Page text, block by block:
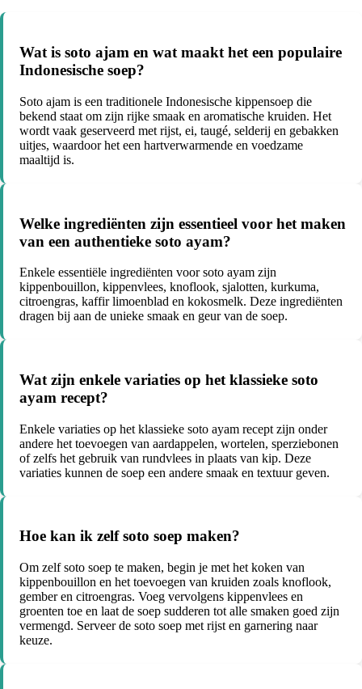
Wat is soto ajam en wat maakt het een populaire
Indonesische soep?
Soto ajam is een traditionele Indonesische kippensoep die
bekend staat om zijn rijke smaak en aromatische kruiden. Het
wordt vaak geserveerd met rijst, ei, taugé, selderij en gebakken
uitjes, waardoor het een hartverwarmende en voedzame
maaltijd is.
Welke ingrediënten zijn essentieel voor het maken
van een authentieke soto ayam?
Enkele essentiële ingrediënten voor soto ayam zijn
kippenbouillon, kippenvlees, knoflook, sjalotten, kurkuma,
citroengras, kaffir limoenblad en kokosmelk. Deze ingrediënten
dragen bij aan de unieke smaak en geur van de soep.
Wat zijn enkele variaties op het klassieke soto
ayam recept?
Enkele variaties op het klassieke soto ayam recept zijn onder
andere het toevoegen van aardappelen, wortelen, sperziebonen
of zelfs het gebruik van rundvlees in plaats van kip. Deze
variaties kunnen de soep een andere smaak en textuur geven.
Hoe kan ik zelf soto soep maken?
Om zelf soto soep te maken, begin je met het koken van
kippenbouillon en het toevoegen van kruiden zoals knoflook,
gember en citroengras. Voeg vervolgens kippenvlees en
groenten toe en laat de soep sudderen tot alle smaken goed zijn
vermengd. Serveer de soto soep met rijst en garnering naar
keuze.